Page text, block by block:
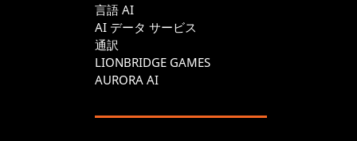
言語 AI
AI データ サービス
通訳
LIONBRIDGE GAMES
AURORA AI